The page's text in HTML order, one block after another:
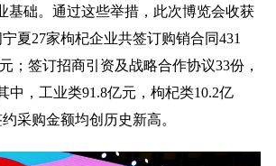
基础。通过这些举措，此次博览会收获
夏27家枸杞企业共签订购销合同431
；签订招商引资及战略合作协议33份，
中，工业类91.8亿元，枸杞类10.2亿
采购金额均创历史新高。